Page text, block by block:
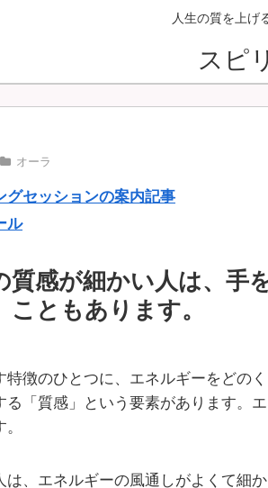
人生の質を上げ
スピ
オーラ
グセッションの案内記事
ル
質感が細かい人は、手
こともあります。
特徴のひとつに、エネルギーをどの
る「質感」という要素があります。
は、エネルギーの風通しがよくて細